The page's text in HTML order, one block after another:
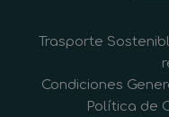
Trasporte
Condiciones
Política de